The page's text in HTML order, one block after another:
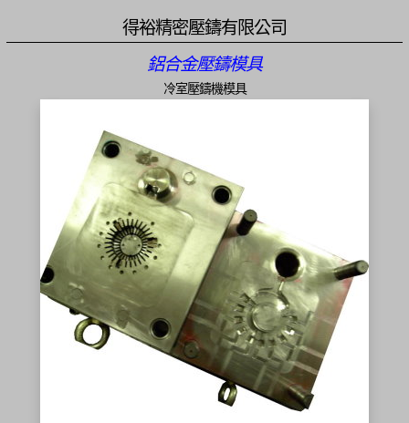
得裕精密壓鑄有限公司
鋁合金壓鑄模具
冷室壓鑄機模具